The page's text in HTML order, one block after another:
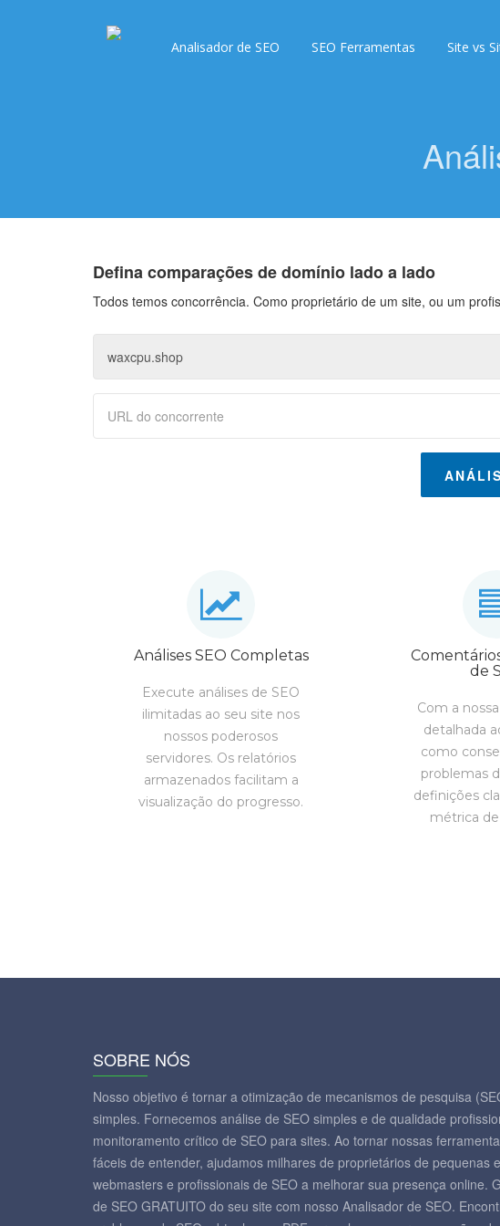
Analisador de SEO SEO Ferramentas Site vs
Defina comparações de domínio lado a lado
Todos temos concorrência. Como proprietário de um site, ou um
Análises SEO Completas
Execute análises de SEO
ilimitadas ao seu site nos
nossos poderosos
servidores. Os relatórios
armazenados facilitam a
visualização do progresso.
de
Com a
detalhada
como
problemas
definições
métrica de
SOBRE NÓS
Nosso objetivo é tornar a otimização de mecanismos de pesquisa
simples. Fornecemos análise de SEO simples e de qualidade
monitoramento crítico de SEO para sites. Ao tornar nossas
fáceis de entender, ajudamos milhares de proprietários de pequenas
webmasters e profissionais de SEO a melhorar sua presença online.
de SEO GRATUITO do seu site com nosso Analisador de SEO.